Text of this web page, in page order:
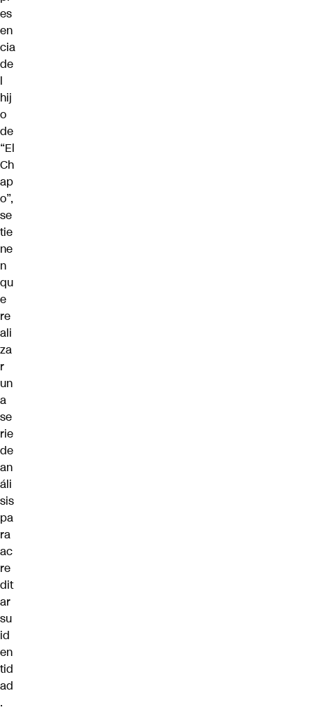
es
en
cia
de
l
hij
o
de
“El
Ch
ap
o”,
se
tie
ne
n
qu
e
re
ali
za
r
un
a
se
rie
de
an
áli
sis
pa
ra
ac
re
dit
ar
su
id
en
tid
ad
.